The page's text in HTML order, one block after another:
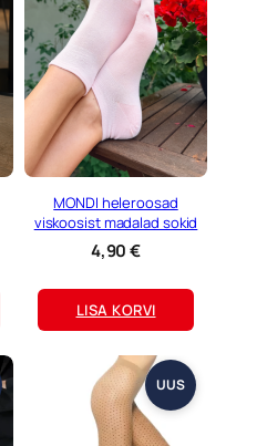
MONDI heleroosad
viskoosist madalad sokid
4,90€
LISA KORVI
UUS